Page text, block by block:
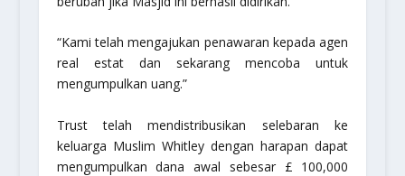
“Kami telah mengajukan penawaran kepada agen
real estat dan sekarang mencoba untuk
mengumpulkan uang.”
Trust telah mendistribusikan selebaran ke
keluarga Muslim Whitley dengan harapan dapat
mengumpulkan dana awal sebesar £ 100,000